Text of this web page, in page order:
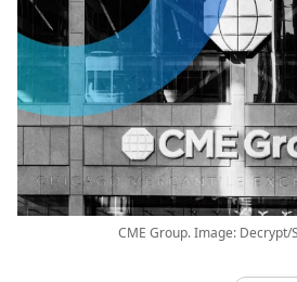
CME Group. Image: Decrypt/